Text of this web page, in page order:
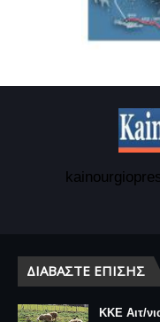
ΔΙΑΒΆΣΤΕ ΕΠΊΣΗΣ
ΚΚΕ Αιτ/